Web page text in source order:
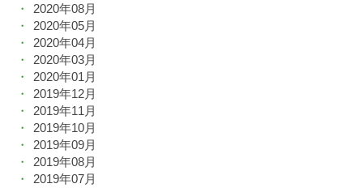
2020年08月
2020年05月
2020年04月
2020年03月
2020年01月
2019年12月
2019年11月
2019年10月
2019年09月
2019年08月
2019年07月